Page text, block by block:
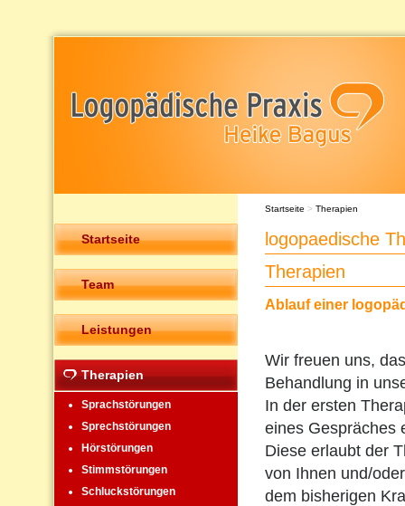
Startseite
Team
Leistungen
Therapien
Sprachstörungen
Sprechstörungen
Hörstörungen
Stimmstörungen
Schluckstörungen
Startseite > Therapien
logopaedische
Therapien
Ablauf einer
Wir freuen uns,
Behandlung in
In der ersten
eines Gespräches
Diese erlaubt der
von Ihnen und/
dem bisherigen